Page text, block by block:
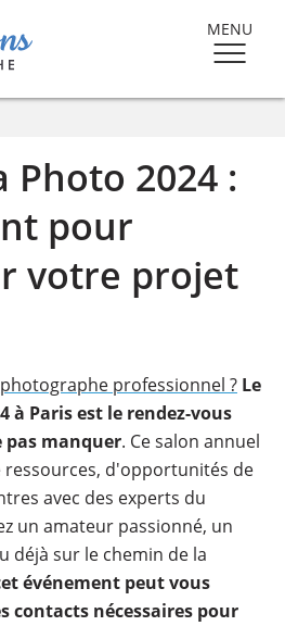
MENU
Photo 2024 :
pour
votre projet
professionnel ? Le
à Paris est le rendez-vous
pas manquer. Ce salon annuel
d'opportunités de
avec des experts du
un amateur passionné, un
déjà sur le chemin de la
événement peut vous
contacts nécessaires pour